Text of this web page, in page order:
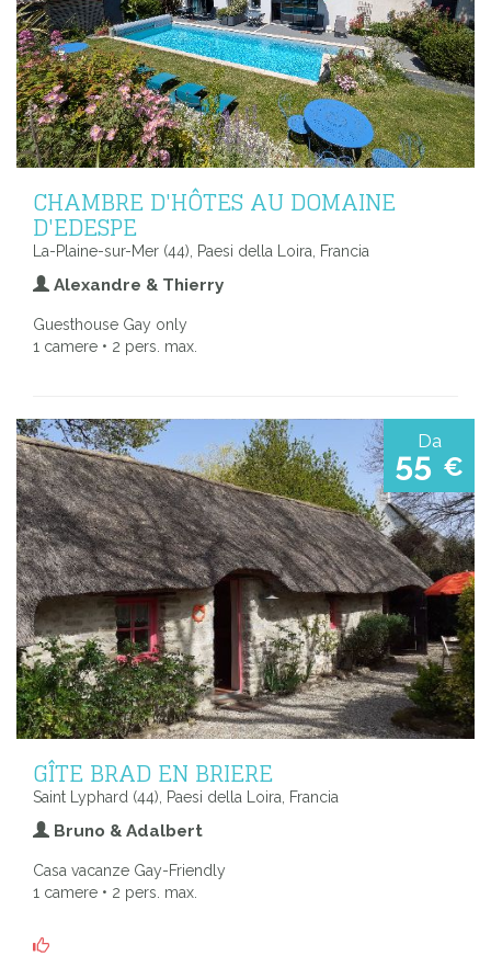
CHAMBRE D'HÔTES AU DOMAINE
D'EDESPE
La-Plaine-sur-Mer (44), Paesi della Loira, Francia
Alexandre & Thierry
Guesthouse Gay only
1 camere • 2 pers. max.
Da
55 €
GÎTE BRAD EN BRIERE
Saint Lyphard (44), Paesi della Loira, Francia
Bruno & Adalbert
Casa vacanze Gay-Friendly
1 camere • 2 pers. max.